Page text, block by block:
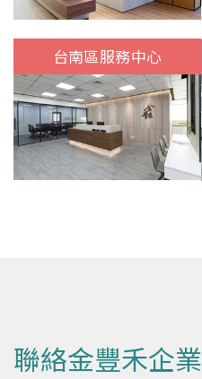
台南區服務中心
聯絡金豐禾企業